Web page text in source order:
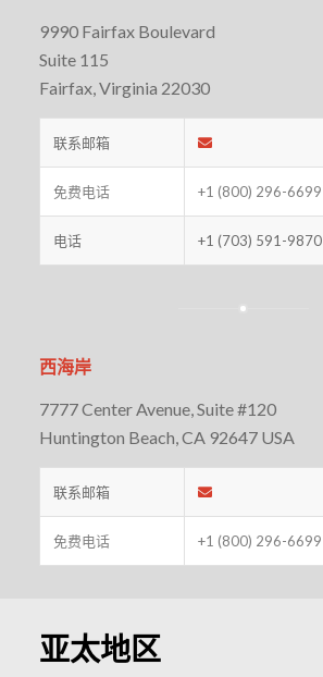
9990 Fairfax Boulevard
Suite 115
Fairfax, Virginia 22030
联系邮箱
免费电话 +1 (800) 296-6699
电话 +1 (703) 591-9870
西海岸
7777 Center Avenue, Suite #120
Huntington Beach, CA 92647 USA
联系邮箱
免费电话 +1 (800) 296-6699
亚太地区